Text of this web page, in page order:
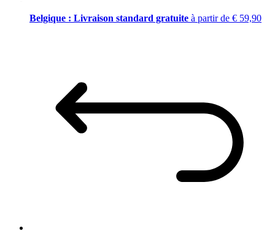
Belgique : Livraison standard gratuite à partir de € 59,90